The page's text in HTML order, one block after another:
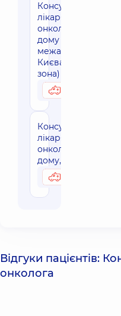
Консультація
лікаря-
онколога на
дому за
межами м.
Києва (30 км
зона)
Консультація
лікаря-
онколога на
дому, м. Київ
Відгуки пацієнтів:
онколога